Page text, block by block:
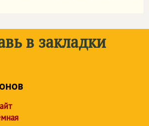
в закладки